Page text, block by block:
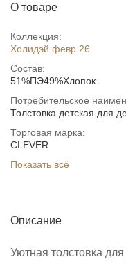
О товаре
Коллекция:
Холидэй февр 26
Состав:
51%ПЭ49%Хлопок
Потребительское
Толстовка детская для
Торговая марка:
CLEVER
Показать всё
Описание
Уютная толстовка